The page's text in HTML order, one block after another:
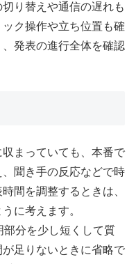
り替えや通信の遅れも
ク操作や立ち位置も確
発表の進行全体を確認
まっていても、本番で
聞き手の反応などで時
間を調整するときは、
に考えます。
分を少し短くして質
足りないときに省略で